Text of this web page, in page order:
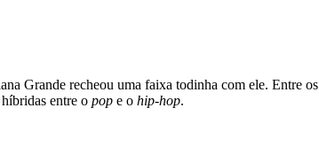
Grande recheou uma faixa todinha com ele. Entre os
entre o pop e o hip-hop.